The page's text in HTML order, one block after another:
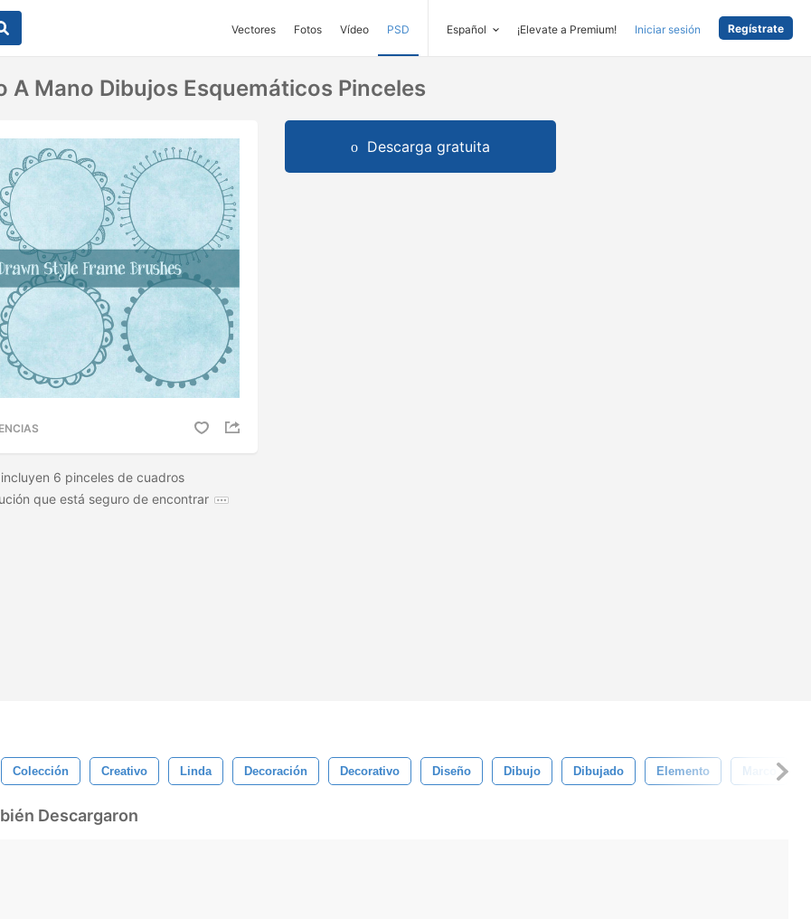
Vectores Fotos Vídeo PSD Español ¡Elevate a Premium! Iniciar sesión Regístrate
A Mano Dibujos Esquemáticos Pinceles
6 pinceles de cuadros
que está seguro de encontrar
Descarga gratuita
Colección Creativo Linda Decoración Decorativo Diseño Dibujo Dibujado Elemento Marco
Descargaron